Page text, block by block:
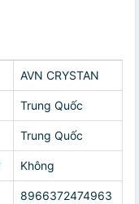
AVN CRYSTAN
Trung Quốc
Trung Quốc
Không
8966372474963